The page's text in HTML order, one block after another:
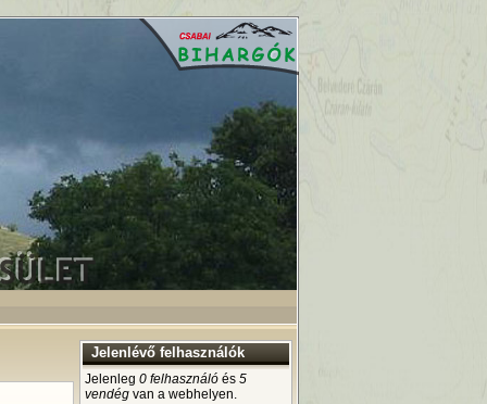
Jelenlévő felhasználók
Jelenleg 0 felhasználó és 5
vendég van a webhelyen.